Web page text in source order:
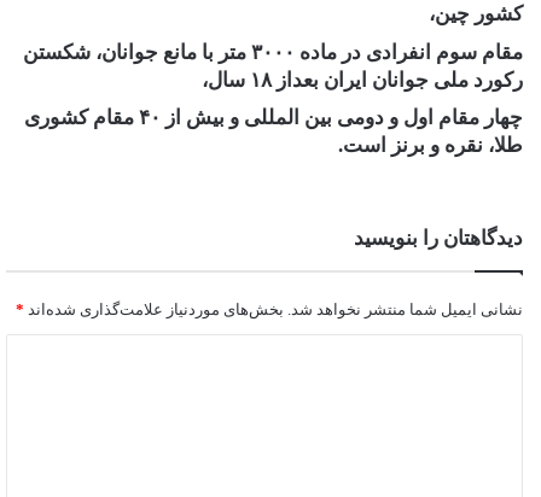
کشور چین،
مقام سوم انفرادی در ماده ۳۰۰۰ متر با مانع جوانان، شکستن
رکورد ملی جوانان ایران بعداز ۱۸ سال،
چهار مقام اول و دومی بین المللی و بیش از ۴۰ مقام کشوری
طلا، نقره و برنز است.
دیدگاهتان را بنویسید
نشانی ایمیل شما منتشر نخواهد شد. بخش‌های موردنیاز علامت‌گذاری شده‌اند *